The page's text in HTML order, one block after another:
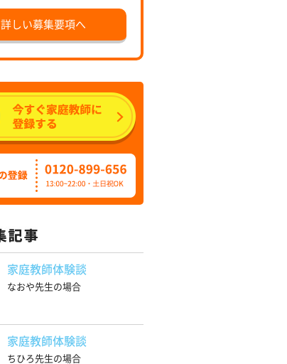
詳しい募集要項へ
家庭教師体験談
なおや先生の場合
家庭教師体験談
ちひろ先生の場合